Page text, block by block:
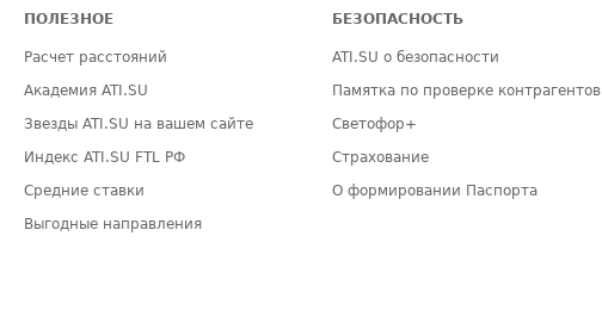
ПОЛЕЗНОЕ
Расчет расстояний
Академия ATI.SU
Звезды ATI.SU на вашем сайте
Индекс ATI.SU FTL РФ
Средние ставки
Выгодные направления
БЕЗОПАСНОСТЬ
ATI.SU о безопасности
Памятка по проверке контрагентов
Светофор+
Страхование
О формировании Паспорта